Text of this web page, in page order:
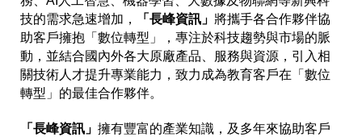
技的需求急速增加，
「長峰資訊」 將攜手各合作夥伴協
助客戶擁抱「數位轉型」，專注於科技趨勢與市場的脈
動，並結合國內外各大原廠產品、服務與資源，引入相
關技術人才提升專業能力，致力成為教育客戶在「數位
轉型」的最佳合作夥伴。
「長峰資訊」 擁有豐富的產業知識，及多年來協助客戶